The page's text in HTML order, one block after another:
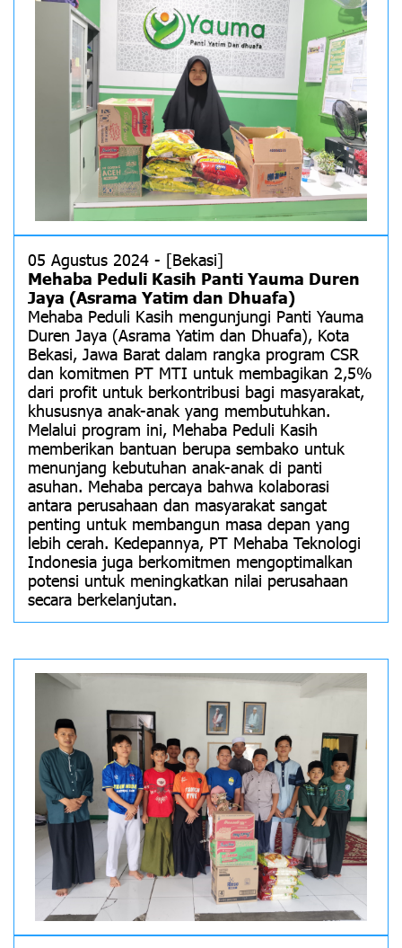
05 Agustus 2024 - [Bekasi]
Mehaba Peduli Kasih Panti Yauma Duren
Jaya (Asrama Yatim dan Dhuafa)
Mehaba Peduli Kasih mengunjungi Panti Yauma
Duren Jaya (Asrama Yatim dan Dhuafa), Kota
Bekasi, Jawa Barat dalam rangka program CSR
dan komitmen PT MTI untuk membagikan 2,5%
dari profit untuk berkontribusi bagi masyarakat,
khususnya anak-anak yang membutuhkan.
Melalui program ini, Mehaba Peduli Kasih
memberikan bantuan berupa sembako untuk
menunjang kebutuhan anak-anak di panti
asuhan. Mehaba percaya bahwa kolaborasi
antara perusahaan dan masyarakat sangat
penting untuk membangun masa depan yang
lebih cerah. Kedepannya, PT Mehaba Teknologi
Indonesia juga berkomitmen mengoptimalkan
potensi untuk meningkatkan nilai perusahaan
secara berkelanjutan.